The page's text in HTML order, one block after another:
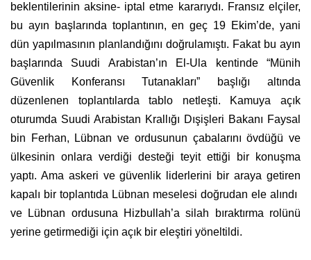
beklentilerinin aksine- iptal etme kararıydı. Fransız elçiler,
bu ayın başlarında toplantının, en geç 19 Ekim’de, yani
dün yapılmasının planlandığını doğrulamıştı. Fakat bu ayın
başlarında Suudi Arabistan’ın El-Ula kentinde “Münih
Güvenlik Konferansı Tutanakları” başlığı altında
düzenlenen toplantılarda tablo netleşti. Kamuya açık
oturumda Suudi Arabistan Krallığı Dışişleri Bakanı Faysal
bin Ferhan, Lübnan ve ordusunun çabalarını övdüğü ve
ülkesinin onlara verdiği desteği teyit ettiği bir konuşma
yaptı. Ama askeri ve güvenlik liderlerini bir araya getiren
kapalı bir toplantıda Lübnan meselesi doğrudan ele alındı ​​
ve Lübnan ordusuna Hizbullah’a silah bıraktırma rolünü
yerine getirmediği için açık bir eleştiri yöneltildi.